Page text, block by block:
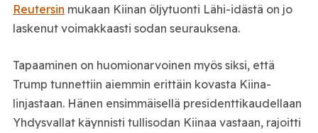
Reutersin mukaan Kiinan öljytuonti Lähi-idästä on jo
laskenut voimakkaasti sodan seurauksena.
Tapaaminen on huomionarvoinen myös siksi, että
Trump tunnettiin aiemmin erittäin kovasta Kiina-
linjastaan. Hänen ensimmäisellä presidenttikaudellaan
Yhdysvallat käynnisti tullisodan Kiinaa vastaan, rajoitti